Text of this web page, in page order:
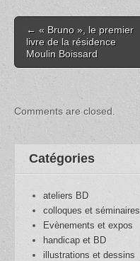
Post
navigation
← « Bruno », le premier
livre de la résidence
Moulin Boissard
Comments are closed.
Catégories
ateliers BD
colloques et séminaires
Evènements et expos
handicap et BD
illustrations et dessins